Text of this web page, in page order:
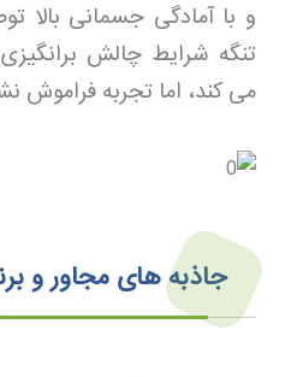
و با آمادگی جسمانی بالا
تنگه شرایط چالش‌
می‌ کند، اما تجربه فراموش‌
جاذبه‌ های مجاور و